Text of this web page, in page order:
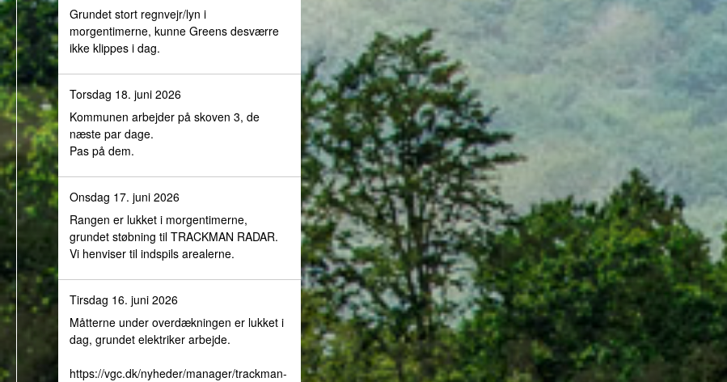
Grundet stort regnvejr/lyn i
morgentimerne, kunne Greens desværre
ikke klippes i dag.
Torsdag 18. juni 2026
Kommunen arbejder på skoven 3, de
næste par dage.
Pas på dem.
Onsdag 17. juni 2026
Rangen er lukket i morgentimerne,
grundet støbning til TRACKMAN RADAR.
Vi henviser til indspils arealerne.
Tirsdag 16. juni 2026
Måtterne under overdækningen er lukket i
dag, grundet elektriker arbejde.
https://vgc.dk/nyheder/manager/trackman-